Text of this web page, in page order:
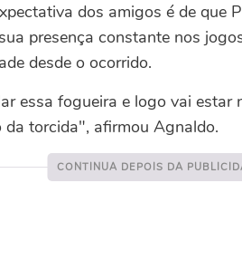
dos amigos é de que
presença constante nos
desde o ocorrido.
essa fogueira e logo vai estar
da torcida", afirmou Agnaldo.